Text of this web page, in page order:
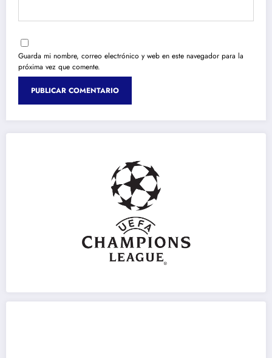
Guarda mi nombre, correo electrónico y web en este navegador para la
próxima vez que comente.